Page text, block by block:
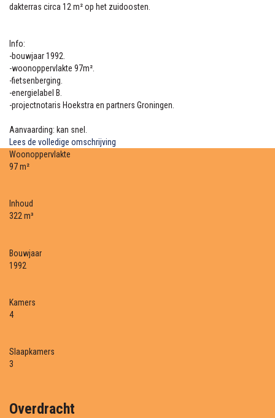
dakterras circa 12 m² op het zuidoosten.
Info:
-bouwjaar 1992.
-woonoppervlakte 97m².
-fietsenberging.
-energielabel B.
-projectnotaris Hoekstra en partners Groningen.
Aanvaarding: kan snel.
Lees de volledige omschrijving
Woonoppervlakte
97 m²
Inhoud
322 m³
Bouwjaar
1992
Kamers
4
Slaapkamers
3
Overdracht